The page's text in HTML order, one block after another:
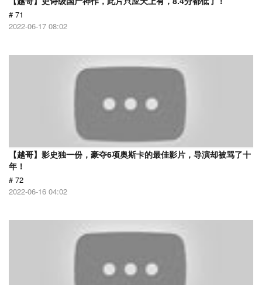
# 71
2022-06-17 08:02
【越哥】影史独一份，豪夺6项奥斯卡的最佳影片，导演却被骂了十
年！
# 72
2022-06-16 04:02